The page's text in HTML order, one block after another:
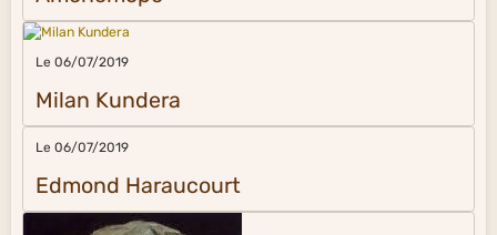
Le 06/07/2019
Milan Kundera
Le 06/07/2019
Edmond Haraucourt